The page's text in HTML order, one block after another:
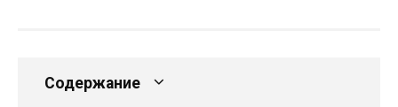
Содержание